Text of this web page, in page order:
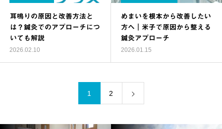
耳鳴りの原因と改善方法と
は？鍼灸でのアプローチにつ
いても解説
2026.02.10
めまいを根本から改善したい
方へ｜米子で原因から整える
鍼灸アプローチ
2026.01.15
1 2